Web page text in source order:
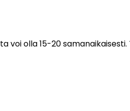
voi olla 15-20